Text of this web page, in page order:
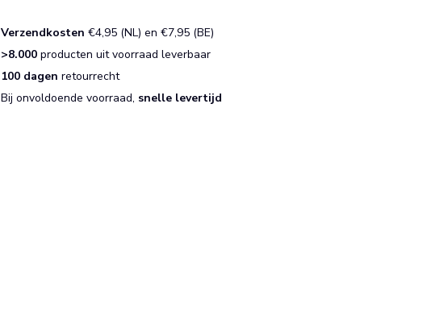
Verzendkosten €4,95 (NL) en €7,95 (BE)
>8.000 producten uit voorraad leverbaar
100 dagenretourrecht
Bij onvoldoende voorraad, snelle levertijd